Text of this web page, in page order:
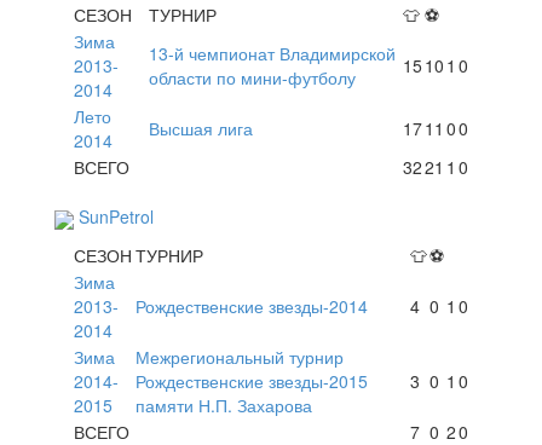
СЕЗОН ТУРНИР 👕 ⚽
Зима
2013-
2014
13-й чемпионат Владимирской
области по мини-футболу
1510 1 0
Лето
2014
Высшая лига 1711 00
ВСЕГО
3221 1 0
SunPetrol
СЕЗОН ТУРНИР 👕⚽
Зима
2013-
2014
Рождественские звезды-2014 4 0 1 0
Зима
2014-
2015
Межрегиональный турнир
Рождественские звезды-2015
памяти Н.П. Захарова
3 0 1 0
ВСЕГО 7 0 20